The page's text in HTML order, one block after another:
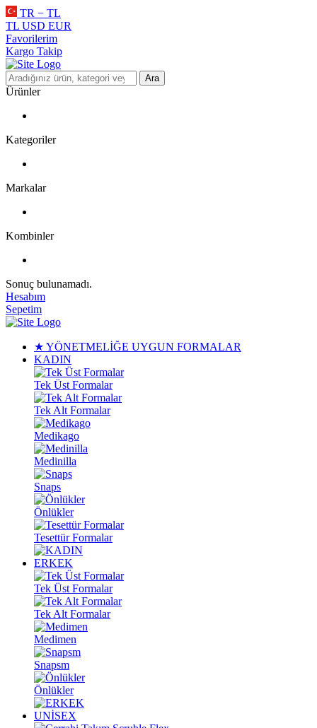
TR − TL
TL USD EUR
Favorilerim
Kargo Takip
Ara
Ürünler
Kategoriler
Markalar
Kombinler
Sonuç bulunamadı.
Hesabım
Sepetim
★ YÖNETMELİĞE UYGUN FORMALAR
KADIN
Tek Üst Formalar
Tek Alt Formalar
Medikago
Medinilla
Snaps
Önlükler
Tesettür Formalar
ERKEK
Tek Üst Formalar
Tek Alt Formalar
Medimen
Snapsm
Önlükler
UNİSEX